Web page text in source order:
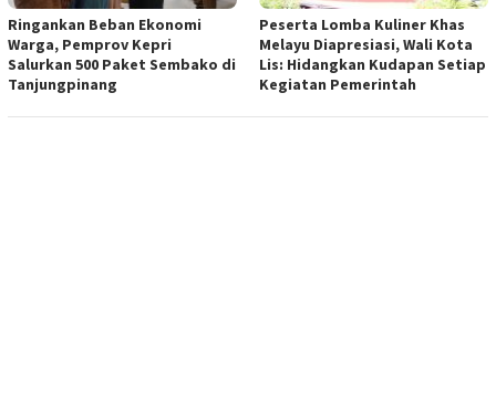
Ringankan Beban Ekonomi
Warga, Pemprov Kepri
Salurkan 500 Paket Sembako di
Tanjungpinang
Peserta Lomba Kuliner Khas
Melayu Diapresiasi, Wali Kota
Lis: Hidangkan Kudapan Setiap
Kegiatan Pemerintah